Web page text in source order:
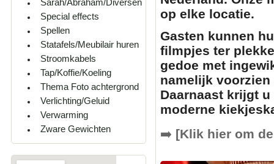
Sarah/Abraham/Diversen
Special effects
Spellen
Statafels/Meubilair huren
Stroomkabels
Tap/Koffie/Koeling
Thema Foto achtergrond
Verlichting/Geluid
Verwarming
Zware Gewichten
op elke locatie.
Gasten kunnen
filmpjes ter
gedoe met
namelijk
Daarnaast krijgt
moderne
➡️ [Klik hier om